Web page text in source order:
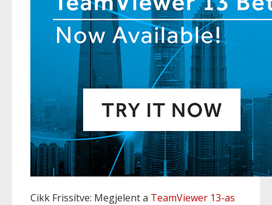
Cikk Frissítve: Megjelent a TeamViewer 13-as